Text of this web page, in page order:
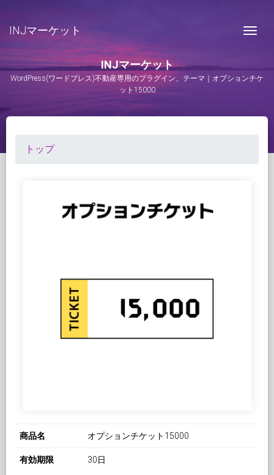
INJマーケット
INJマーケット
WordPress(ワードプレス)不動産専用のプラグイン、テーマ｜オプションチケ
ット15000
トップ
商品名 オプションチケット15000
有効期限 30日